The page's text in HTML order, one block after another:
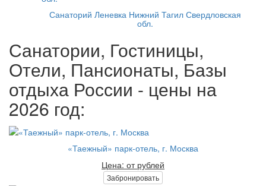
Санаторий Леневка Нижний Тагил Свердловская
обл.
Санатории, Гостиницы,
Отели, Пансионаты, Базы
отдыха России - цены на
2026 год:
«Таежный» парк-отель, г. Москва
Цена: от рублей
Забронировать